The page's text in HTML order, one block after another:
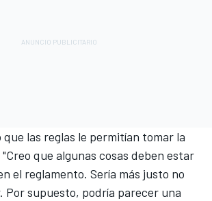
que las reglas le permitían tomar la
que algunas cosas deben estar
el reglamento. Sería más justo no
Por supuesto, podría parecer una